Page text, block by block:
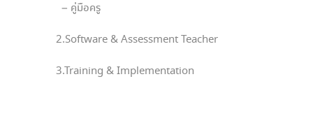
– คู่มือครู
2.Software & Assessment Teacher
3.Training & Implementation